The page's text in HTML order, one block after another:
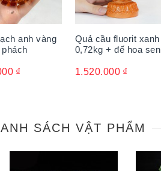
anh vàng
₫
Quả cầu fluorit xanh
0,72kg + đế hoa sen
1.520.000 ₫
SÁCH VẬT PHẨM